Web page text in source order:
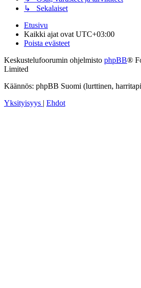
↳ Sekalaiset
Etusivu
Kaikki ajat ovat UTC+03:00
Poista evästeet
Keskustelufoorumin ohjelmisto phpBB®
Limited
Käännös: phpBB Suomi (lurttinen,
Yksityisyys | Ehdot